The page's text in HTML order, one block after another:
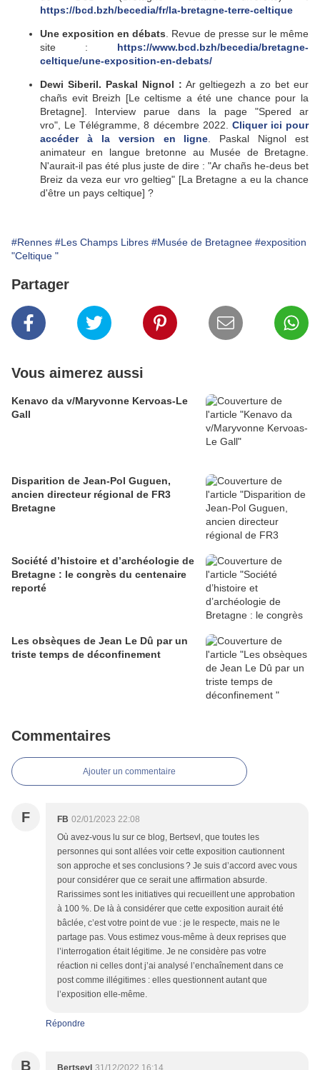
https://bcd.bzh/becedia/fr/la-bretagne-terre-celtique
Une exposition en débats . Revue de presse sur le même
site :
https://www.bcd.bzh/becedia/bretagne-
celtique/une-exposition-en-debats/
Dewi Siberil. Paskal Nignol : Ar geltiegezh a zo bet eur
chañs evit Breizh [Le celtisme a été une chance pour la
Bretagne]. Interview parue dans la page "Spered ar
vro", Le Télégramme, 8 décembre 2022. Cliquer ici pour
accéder à la version en ligne . Paskal Nignol est
animateur en langue bretonne au Musée de Bretagne.
N'aurait-il pas été plus juste de dire : "Ar chañs he-deus bet
Breiz da veza eur vro geltieg" [La Bretagne a eu la chance
d'être un pays celtique] ?
#Rennes #Les Champs Libres #Musée de Bretagnee #exposition
"Celtique "
Partager
Vous aimerez aussi
Kenavo da v/Maryvonne Kervoas-Le
Gall
Disparition de Jean-Pol Guguen,
ancien directeur régional de FR3
Bretagne
Société d’histoire et d’archéologie de
Bretagne : le congrès du centenaire
reporté
Les obsèques de Jean Le Dû par un
triste temps de déconfinement
Commentaires
Ajouter un commentaire
F FB 02/01/2023 22:08
Où avez-vous lu sur ce blog, Bertsevl, que toutes les
personnes qui sont allées voir cette exposition cautionnent
son approche et ses conclusions ? Je suis d’accord avec vous
pour considérer que ce serait une affirmation absurde.
Rarissimes sont les initiatives qui recueillent une approbation
à 100 %. De là à considérer que cette exposition aurait été
bâclée, c’est votre point de vue : je le respecte, mais ne le
partage pas. Vous estimez vous-même à deux reprises que
l’interrogation était légitime. Je ne considère pas votre
réaction ni celles dont j’ai analysé l’enchaînement dans ce
post comme illégitimes : elles questionnent autant que
l’exposition elle-même.
Répondre
B Bertsevl 31/12/2022 16:14